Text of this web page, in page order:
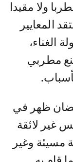
ولا مقيدا
المعايير
الغناء،
مطربي
ظهر في
غير لائقة
مسيئة وغير